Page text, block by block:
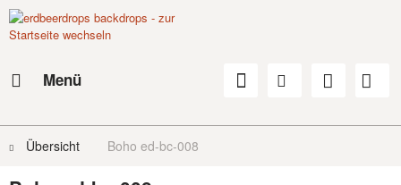
Menü
Übersicht Boho ed-bc-008